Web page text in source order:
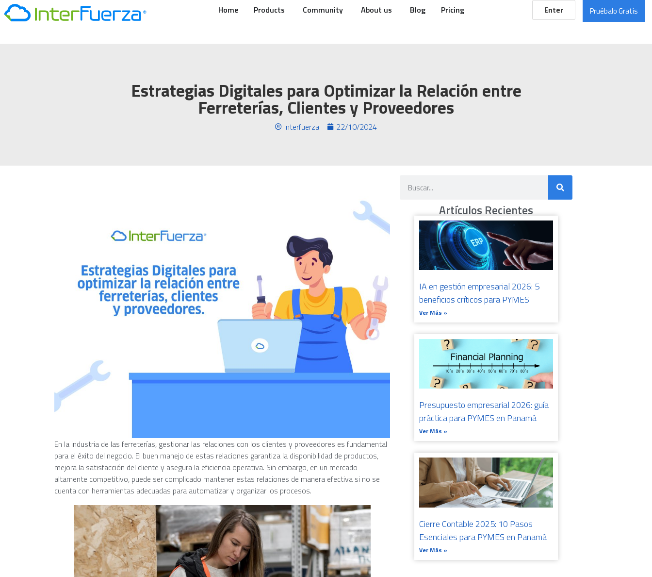
Home Products Community About us Blog Pricing Enter Pruébalo Gratis
Estrategias Digitales para Optimizar la Relación entre
Ferreterías, Clientes y Proveedores
interfuerza 22/10/2024
En la industria de las ferreterías, gestionar las relaciones con los clientes y proveedores es fundamental
para el éxito del negocio. El buen manejo de estas relaciones garantiza la disponibilidad de productos,
mejora la satisfacción del cliente y asegura la eficiencia operativa. Sin embargo, en un mercado
altamente competitivo, puede ser complicado mantener estas relaciones de manera efectiva si no se
cuenta con herramientas adecuadas para automatizar y organizar los procesos.
Artículos Recientes
IA en gestión empresarial 2026: 5
beneficios críticos para PYMES
Ver Más »
Presupuesto empresarial 2026: guía
práctica para PYMES en Panamá
Ver Más »
Cierre Contable 2025: 10 Pasos
Esenciales para PYMES en Panamá
Ver Más »